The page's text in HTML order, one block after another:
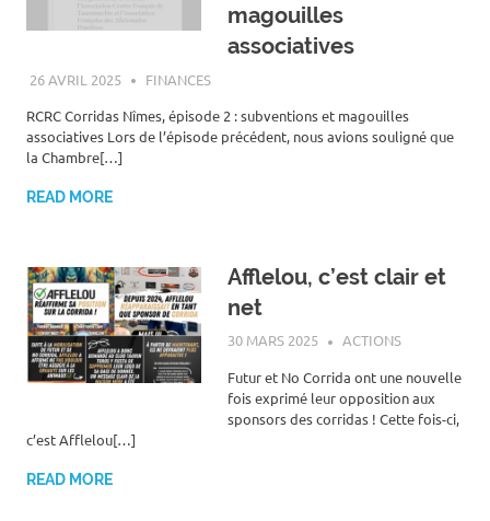
magouilles
associatives
26 AVRIL 2025 ROGER LAHANA
FINANCES
RCRC Corridas Nîmes, épisode 2 : subventions et magouilles
associatives Lors de l’épisode précédent, nous avions souligné que
la Chambre[…]
READ MORE
Afflelou, c’est clair et
net
30 MARS 2025 ROGER LAHANA
ACTIONS
Futur et No Corrida ont une nouvelle
fois exprimé leur opposition aux
sponsors des corridas ! Cette fois-ci,
c’est Afflelou[…]
READ MORE